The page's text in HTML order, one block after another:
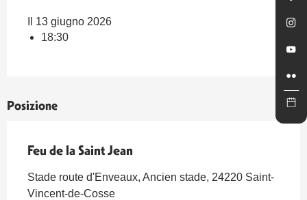
Il 13 giugno 2026
18:30
Posizione
Feu de la Saint Jean
Stade route d'Enveaux, Ancien stade, 24220 Saint-
Vincent-de-Cosse